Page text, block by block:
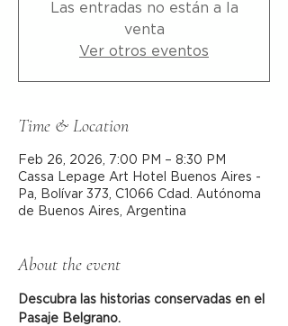
Las entradas no están a la
venta
Ver otros eventos
Time & Location
Feb 26, 2026, 7:00 PM – 8:30 PM
Cassa Lepage Art Hotel Buenos Aires -
Pa, Bolívar 373, C1066 Cdad. Autónoma
de Buenos Aires, Argentina
About the event
Descubra las historias conservadas en el
Pasaje Belgrano.